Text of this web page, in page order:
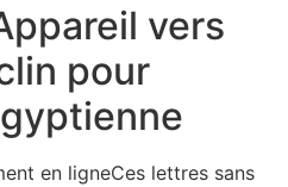
vers
pour
Ces lettres sans